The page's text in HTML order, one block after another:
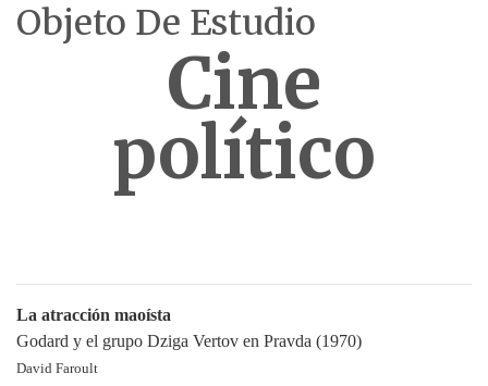
Objeto De Estudio
Cine
político
La atracción maoísta
Godard y el grupo Dziga Vertov en Pravda (1970)
David Faroult